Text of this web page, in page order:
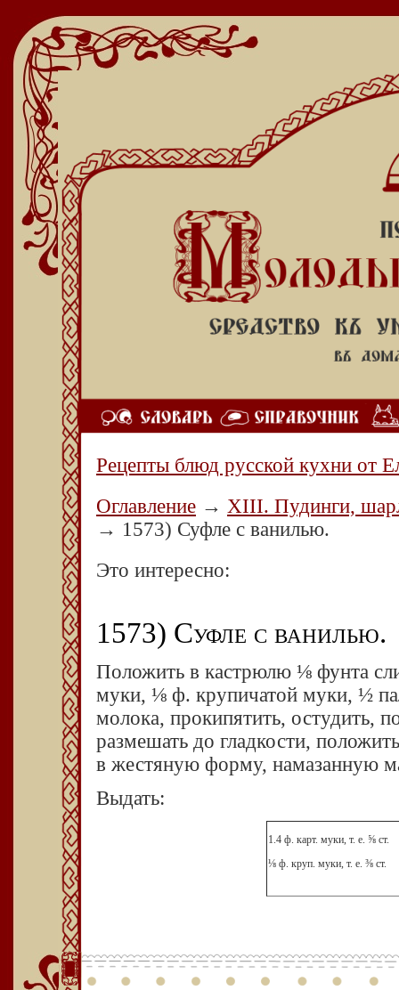
Рецепты блюд русской кухни от
Оглавление → XIII. Пудинги,
→ 1573) Суфле с ванилью.
Это интересно:
1573) Суфле с ванилью.
Положить в кастрюлю ⅛ фунта
муки, ⅛ ф. крупичатой муки, ½
молока, прокипятить, остудить,
размешать до гладкости,
в жестяную форму, намазанную
Выдать:
1.4 ф. карт. муки, т. е. ⅝ ст.
⅛ ф. круп. муки, т. е. ⅜ ст.